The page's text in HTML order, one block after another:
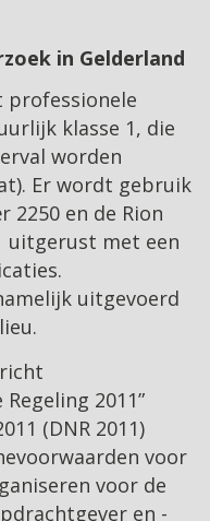
in Gelderland
professionele
klasse 1, die
worden
Er wordt gebruik
2250 en de Rion
uitgerust met een
uitgevoerd
2011”
(DNR 2011)
voor
voor de
en -